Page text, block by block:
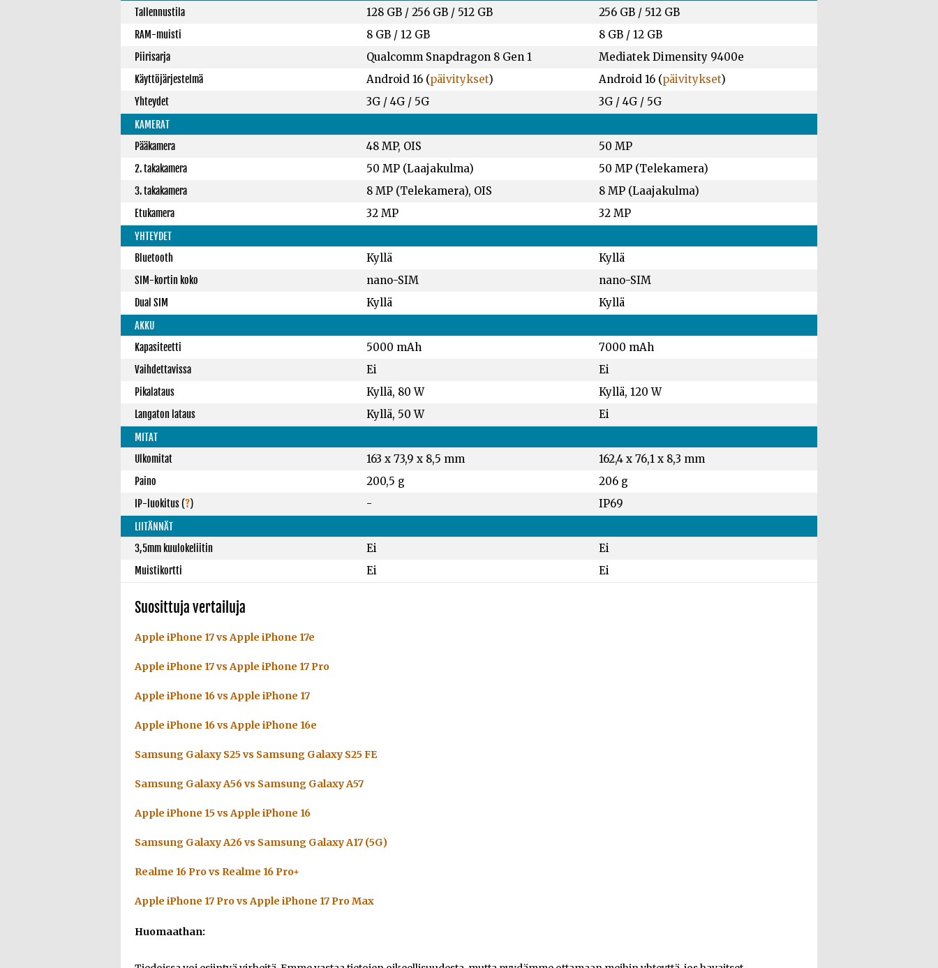
Tallennustila
128 GB /256 GB / 512 GB 256 GB/ 512 GB
RAM-muisti 8 GB /12 GB 8 GB/ 12 GB
Piirisarja Qualcomm Snapdragon 8 Gen 1 Mediatek Dimensity 9400e
Käyttöjärjestelmä Android 16 (päivitykset) Android 16 (päivitykset)
Yhteydet 3G / 4G / 5G 3G / 4G / 5G
KAMERAT
Pääkamera
48 MP, OIS 50 MP
2. takakamera 50 MP (Laajakulma) 50 MP (Telekamera)
3. takakamera 8 MP (Telekamera), OIS 8 MP (Laajakulma)
Etukamera 32 MP 32 MP
YHTEYDET
Bluetooth
Kyllä Kyllä
SIM-kortin koko nano-SIM nano-SIM
Dual SIM Kyllä Kyllä
AKKU
Kapasiteetti
5000 mAh 7000 mAh
Vaihdettavissa Ei Ei
Pikalataus Kyllä, 80 W Kyllä, 120 W
Langaton lataus Kyllä, 50 W Ei
MITAT
Ulkomitat
163 x 73,9 x 8,5 mm 162,4 x 76,1 x 8,3 mm
Paino 200,5 g 206 g
IP-luokitus(?) - IP69
LIITÄNNÄT
3,5mm kuulokeliitin
Ei Ei
Muistikortti Ei Ei
Suosittuja vertailuja
Apple iPhone 17 vs Apple iPhone 17e
Apple iPhone 17 vs Apple iPhone 17 Pro
Apple iPhone 16 vs Apple iPhone 17
Apple iPhone 16 vs Apple iPhone 16e
Samsung Galaxy S25 vs Samsung Galaxy S25 FE
Samsung Galaxy A56 vs Samsung Galaxy A57
Apple iPhone 15 vs Apple iPhone 16
Samsung Galaxy A26 vs Samsung Galaxy A17 (5G)
Realme 16 Pro vs Realme 16 Pro+
Apple iPhone 17 Pro vs Apple iPhone 17 Pro Max
Huomaathan: